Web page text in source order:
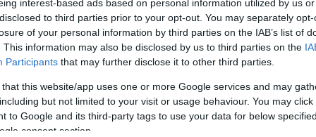
interest-based ads based on personal information utilized by us
to third parties prior to your opt-out. You may separately
of your personal information by third parties on the IAB’s list of
This information may also be disclosed by us to third parties on the
Participants that may further disclose it to other third parties.
that this website/app uses one or more Google services and may
but not limited to your visit or usage behaviour. You may
to Google and its third-party tags to use your data for below
consent section.
és világos dramaturgiájú hangversenyben lehet részük az
Cádiz temploma, az Oratorio de la Santa Cueva
utolsó hét szava a keresztenelőbb zenekari változatban
ben, nem sokkal az általa csodált Csajkovszkij halála után
hozzák e körülménnyel. Nyikolaj Rimszkij-